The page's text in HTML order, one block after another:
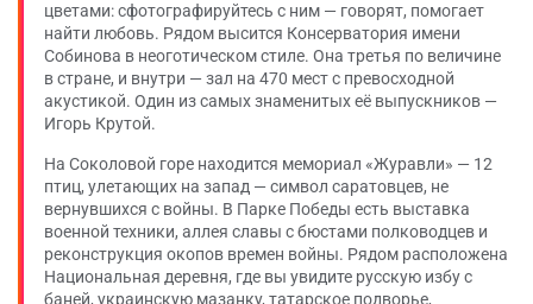
цветами: сфотографируйтесь с ним — говорят, помогает
найти любовь. Рядом высится Консерватория имени
Собинова в неоготическом стиле. Она третья по величине
в стране, и внутри — зал на 470 мест с превосходной
акустикой. Один из самых знаменитых её выпускников —
Игорь Крутой.
На Соколовой горе находится мемориал «Журавли» — 12
птиц, улетающих на запад — символ саратовцев, не
вернувшихся с войны. В Парке Победы есть выставка
военной техники, аллея славы с бюстами полководцев и
реконструкция окопов времен войны. Рядом расположена
Национальная деревня, где вы увидите русскую избу с
баней, украинскую мазанку, татарское подворье,